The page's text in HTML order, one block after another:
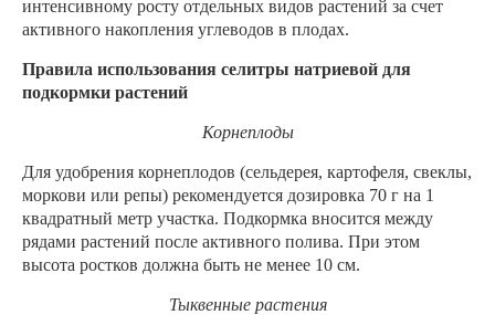
интенсивному росту отдельных видов растений за счет
активного накопления углеводов в плодах.
Правила использования селитры натриевой для
подкормки растений
Корнеплоды
Для удобрения корнеплодов (сельдерея, картофеля, свеклы,
моркови или репы) рекомендуется дозировка 70 г на 1
квадратный метр участка. Подкормка вносится между
рядами растений после активного полива. При этом
высота ростков должна быть не менее 10 см.
Тыквенные растения